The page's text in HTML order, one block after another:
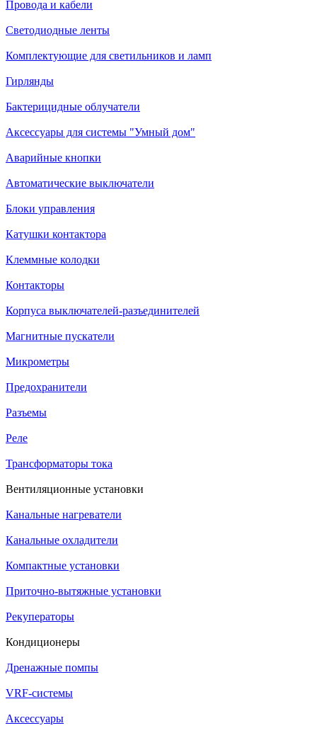
Провода и кабели
Светодиодные ленты
Комплектующие для светильников и ламп
Гирлянды
Бактерицидные облучатели
Аксессуары для системы "Умный дом"
Аварийные кнопки
Автоматические выключатели
Блоки управления
Катушки контактора
Клеммные колодки
Контакторы
Корпуса выключателей-разъединителей
Магнитные пускатели
Микрометры
Предохранители
Разъемы
Реле
Трансформаторы тока
Вентиляционные установки
Канальные нагреватели
Канальные охладители
Компактные установки
Приточно-вытяжные установки
Рекуператоры
Кондиционеры
Дренажные помпы
VRF-системы
Аксессуары